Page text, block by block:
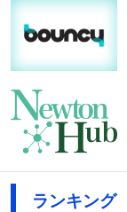
ランキング